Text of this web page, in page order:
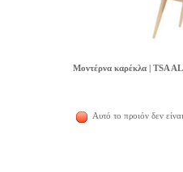
Μοντέρνα καρέκλα | TSA
Αυτό το προιόν δεν